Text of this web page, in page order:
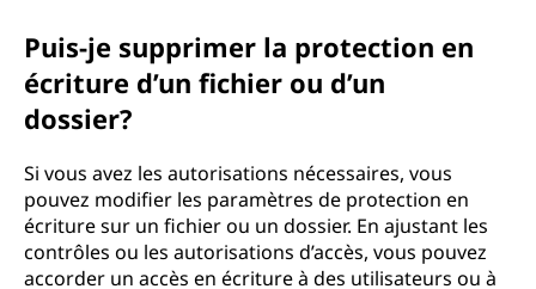
Puis-je supprimer la protection en
écriture d’un fichier ou d’un
dossier?
Si vous avez les autorisations nécessaires, vous
pouvez modifier les paramètres de protection en
écriture sur un fichier ou un dossier. En ajustant les
contrôles ou les autorisations d’accès, vous pouvez
accorder un accès en écriture à des utilisateurs ou à